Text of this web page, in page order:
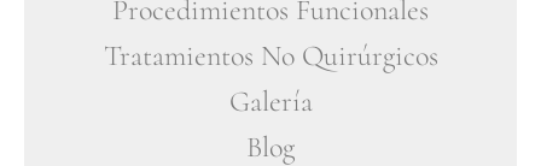
Procedimientos Funcionales
Tratamientos No Quirúrgicos
Galería
Blog